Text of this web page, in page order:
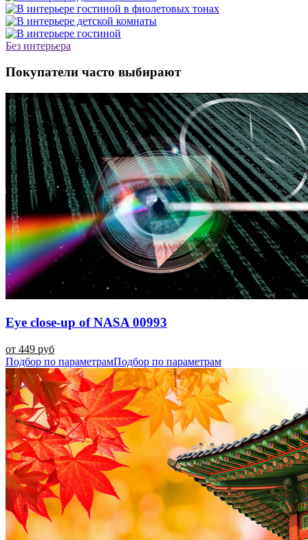
Без интерьера
Покупатели часто выбирают
Eye close-up of NASA 00993
от 449 руб
Подбор по параметрамПодбор по параметрам